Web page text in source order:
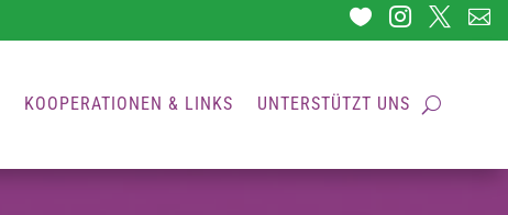




KOOPERATIONEN & LINKS UNTERSTÜTZT UNS